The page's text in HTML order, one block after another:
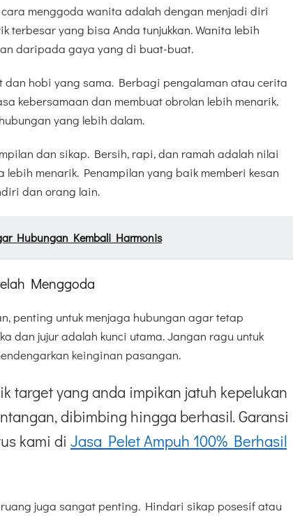
menggoda wanita adalah dengan menjadi diri
terbesar yang bisa Anda tunjukkan. Wanita lebih
daripada gaya yang di buat-buat.
dan hobi yang sama. Berbagi pengalaman atau cerita
kebersamaan dan membuat obrolan lebih menarik.
yang lebih dalam.
dan sikap. Bersih, rapi, dan ramah adalah nilai
lebih menarik. Penampilan yang baik memberi kesan
dan orang lain.
Hubungan Kembali Harmonis
Menggoda
penting untuk menjaga hubungan agar tetap
dan jujur adalah kunci utama. Jangan ragu untuk
keinginan pasangan.
target yang anda impikan jatuh kepelukan
dibimbing hingga berhasil. Garansi
kami di Jasa Pelet Ampuh 100% Berhasil
juga sangat penting. Hindari sikap posesif atau